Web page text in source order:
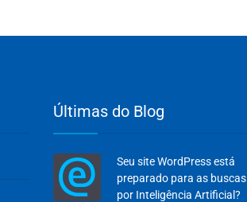
Últimas do Blog
Seu site WordPress está
preparado para as buscas
por Inteligência Artificial?